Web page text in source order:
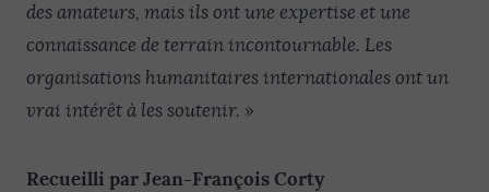
des amateurs, mais ils ont une expertise et une
connaissance de terrain incontournable. Les
organisations humanitaires internationales ont un
vrai intérêt à les soutenir. »
Recueilli par Jean-François Corty